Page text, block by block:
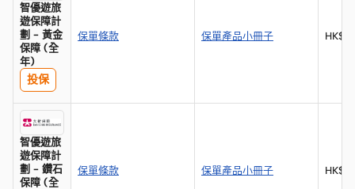
智優遊旅
遊保障計
劃 - 黃金
保障 (全
年)
投保
保單條款 保單產品小冊子
智優遊旅
遊保障計
劃 - 鑽石
保障 (全
保單條款 保單產品小冊子